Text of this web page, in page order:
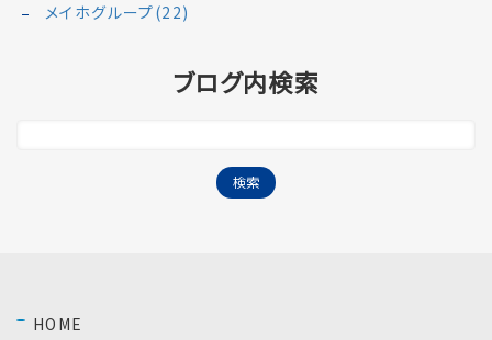
メイホグループ(22)
ブログ内検索
HOME